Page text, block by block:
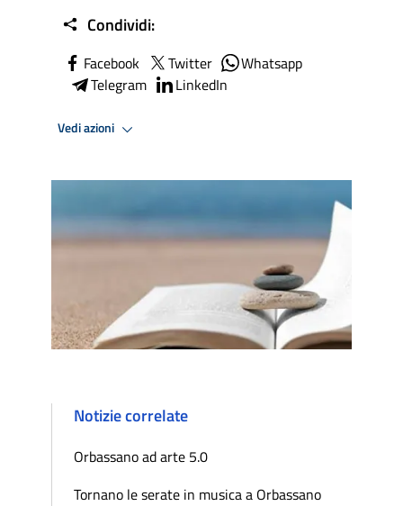
Condividi:
Facebook Twitter
Whatsapp
Telegram
LinkedIn
Vedi azioni
Notizie correlate
Orbassano ad arte 5.0
Tornano le serate in musica a Orbassano